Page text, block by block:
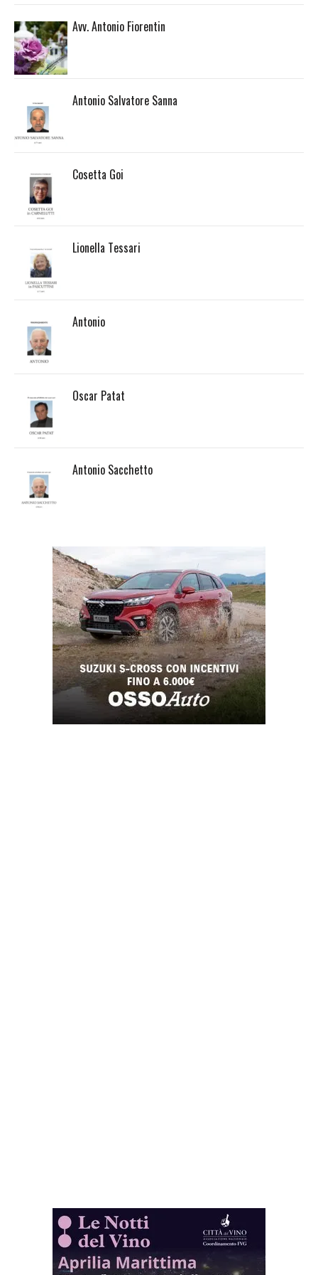
Avv. Antonio Fiorentin
Antonio Salvatore Sanna
Cosetta Goi
Lionella Tessari
Antonio
Oscar Patat
Antonio Sacchetto